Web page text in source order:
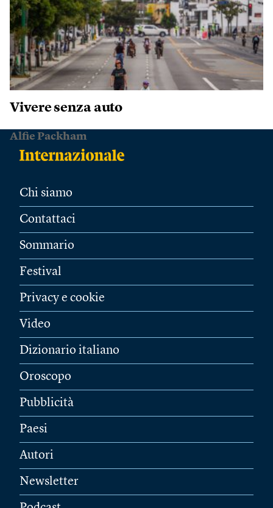
Vivere senza auto
Alfie Packham
Chi siamo
Contattaci
Sommario
Festival
Privacy e cookie
Video
Dizionario italiano
Oroscopo
Pubblicità
Paesi
Autori
Newsletter